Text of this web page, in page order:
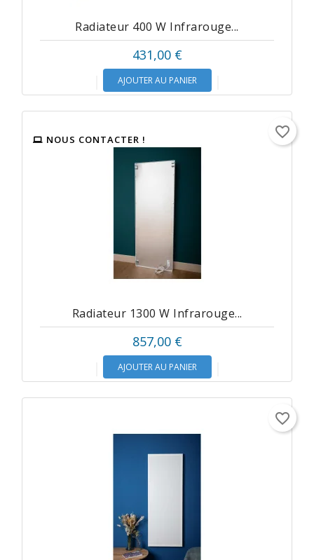
Radiateur 400 W Infrarouge...
431,00 €
AJOUTER AU PANIER
NOUS CONTACTER !
Radiateur 1300 W Infrarouge...
857,00 €
AJOUTER AU PANIER
favorite_border
favorite_border